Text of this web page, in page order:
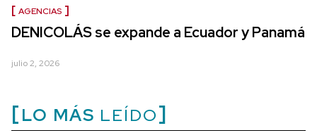
AGENCIAS
DENICOLÁS se expande a Ecuador y Panamá
julio 2, 2026
LO MÁS LEÍDO